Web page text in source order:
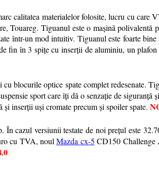
calitatea materialelor folosite, lucru cu care
Tiguanul este o mașină polivalentă
într-un mod intuitiv. Tiguanul este foarte
în 3 spițe cu inserții de aluminiu, un
blocurile optice spate complet redesenate.
sport care îți dă o senzație de
inserții uși cromate precum și spoiler spate.
cazul versiunii testate de noi prețul este
cu TVA, noulMazda cx-5 CD150 Challenge